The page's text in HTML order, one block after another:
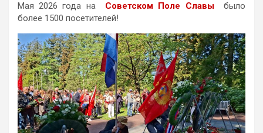
Мая 2026 года на Советском Поле Славыбыло
более 1500 посетителей!